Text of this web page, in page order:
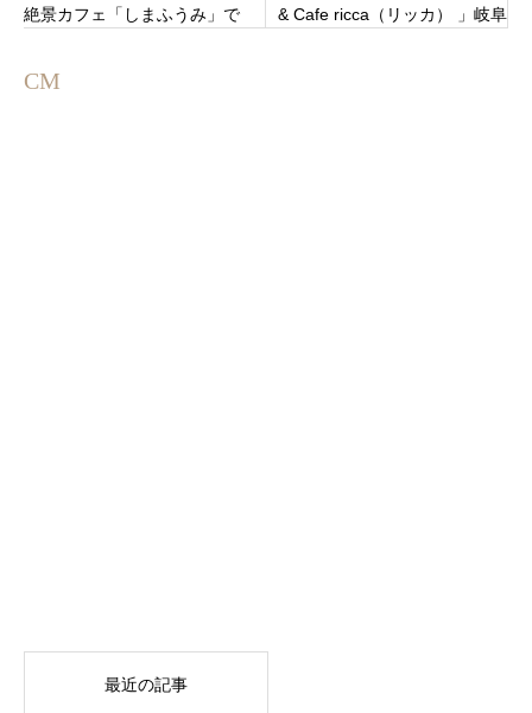
絶景カフェ「しまふうみ」で
& Cafe ricca（リッカ） 」岐阜
CM
最近の記事